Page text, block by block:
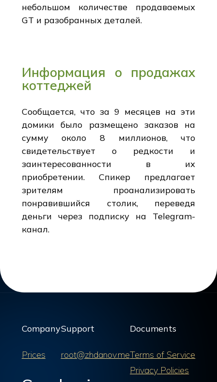
небольшом количестве продаваемых
GT и разобранных деталей.
Информация о продажах
коттеджей
Сообщается, что за 9 месяцев на эти
домики было размещено заказов на
сумму около 8 миллионов, что
свидетельствует о редкости и
заинтересованности в их
приобретении. Спикер предлагает
зрителям проанализировать
понравившийся столик, переведя
деньги через подписку на Telegram-
канал.
Company
Prices
Support
root@zhdanov.me
Documents
Terms of Service
Privacy Policies